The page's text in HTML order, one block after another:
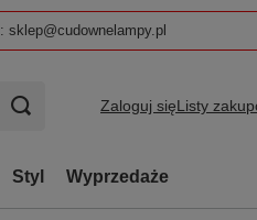
sklep@cudownelampy.pl
Zaloguj sięListy
Styl Wyprzedaże